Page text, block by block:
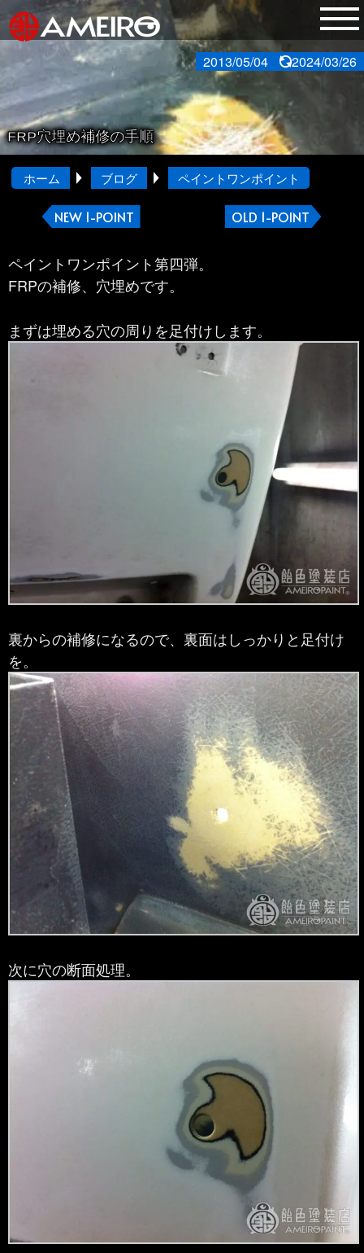
FRP穴埋め補修の手順
2013/05/04 2024/03/26
ホーム ブログ ペイントワンポイント
NEW 1-POINT OLD 1-POINT
ペイントワンポイント第四弾。
FRPの補修、穴埋めです。
まずは埋める穴の周りを足付けします。
裏からの補修になるので、裏面はしっかりと足付け
を。
次に穴の断面処理。